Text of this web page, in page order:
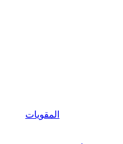
المقويات